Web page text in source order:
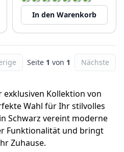
In den Warenkorb
Seite 1 von 1 Nächste
Kollektion von
Wahl für Ihr stilvolles
Schwarz vereint moderne
Funktionalität und bringt
Zuhause.